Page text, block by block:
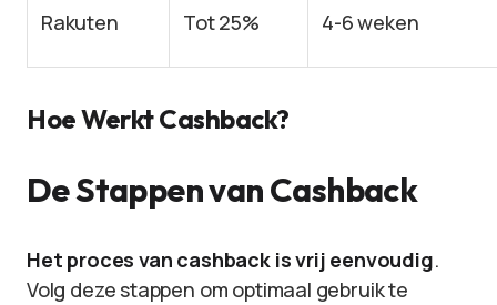
Rakuten Tot 25% 4-6 weken
Hoe Werkt Cashback?
De Stappen van Cashback
Het proces van cashback is vrij eenvoudig.
Volg deze stappen om optimaal gebruik te